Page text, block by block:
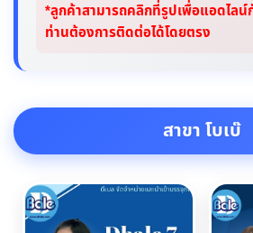
*ลูกค้าสามารถคลิกที่รูปเพื่อแอดไล
ท่านต้องการติดต่อได้โดยตรง
สาขา โบเบ๊